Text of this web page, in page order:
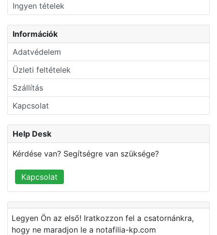
Ingyen tételek
Információk
Adatvédelem
Üzleti feltételek
Szállítás
Kapcsolat
Help Desk
Kérdése van? Segítségre van szüksége?
Kapcsolat
Legyen Ön az első! Iratkozzon fel a csatornánkra,
hogy ne maradjon le a notafilia-kp.com